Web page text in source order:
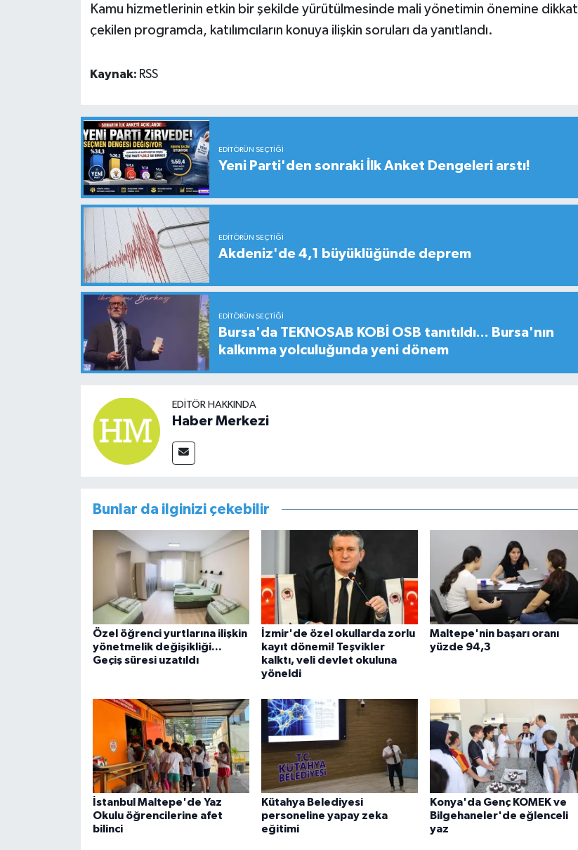
Kamu hizmetlerinin etkin bir şekilde yürütülmesinde mali yönetimin önemine dikkat
çekilen programda, katılımcıların konuya ilişkin soruları da yanıtlandı.
Kaynak: RSS
EDITÖRÜN SEÇTIĞI
Yeni Parti'den sonraki İlk Anket Dengeleri arstı!
EDITÖRÜN SEÇTIĞI
Akdeniz'de 4,1 büyüklüğünde deprem
EDITÖRÜN SEÇTIĞI
Bursa'da TEKNOSAB KOBİ OSB tanıtıldı... Bursa'nın
kalkınma yolculuğunda yeni dönem
EDITÖR HAKKINDA
Haber Merkezi
Bunlar da ilginizi çekebilir
Özel öğrenci yurtlarına ilişkin
yönetmelik değişikliği...
Geçiş süresi uzatıldı
İzmir'de özel okullarda zorlu
kayıt dönemi! Teşvikler
kalktı, veli devlet okuluna
yöneldi
Maltepe'nin başarı oranı
yüzde 94,3
İstanbul Maltepe'de Yaz
Okulu öğrencilerine afet
bilinci
Kütahya Belediyesi
personeline yapay zeka
eğitimi
Konya'da Genç KOMEK ve
Bilgehaneler'de eğlenceli
yaz